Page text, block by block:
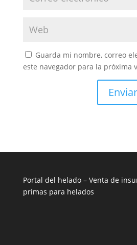
Guarda mi nombre, correo
este navegador para la próxima
Portal del helado – Venta de
primas para helados